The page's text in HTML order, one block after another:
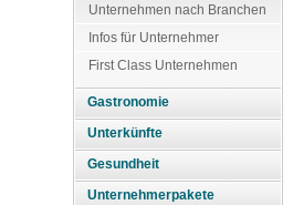
Unternehmen nach Branchen
Infos für Unternehmer
First Class Unternehmen
Gastronomie
Unterkünfte
Gesundheit
Unternehmerpakete